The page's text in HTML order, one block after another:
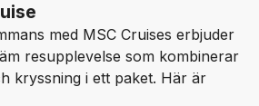
med MSC Cruises erbjuder
resupplevelse som kombinerar
kryssning i ett paket. Här är